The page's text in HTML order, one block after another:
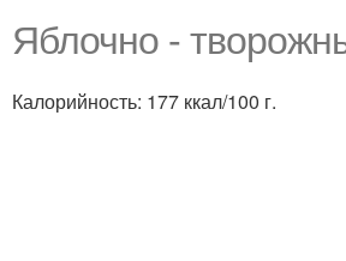
Яблочно -
Калорийность: 177 ккал/100 г.